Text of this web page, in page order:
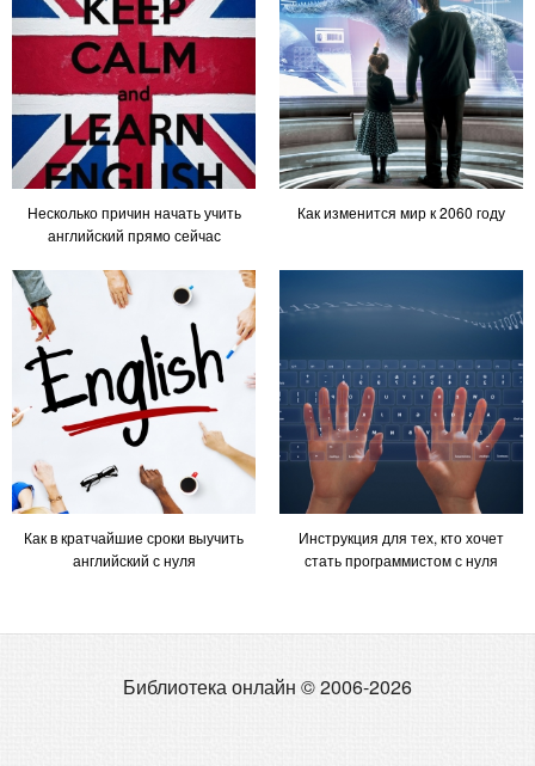
Несколько причин начать учить
английский прямо сейчас
Как изменится мир к 2060 году
Как в кратчайшие сроки выучить
английский с нуля
Инструкция для тех, кто хочет
стать программистом с нуля
Библиотека онлайн © 2006-2026